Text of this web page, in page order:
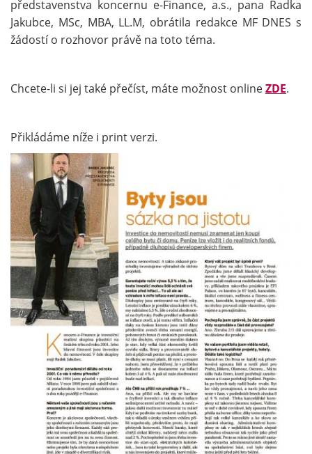
představenstva koncernu e-Finance, a.s., pana Radka
Jakubce, MSc, MBA, LL.M, obrátila redakce MF DNES s
žádostí o rozhovor právě na toto téma.
Chcete-li si jej také přečíst, máte možnost onlineZDE.
Přikládáme níže i print verzi.